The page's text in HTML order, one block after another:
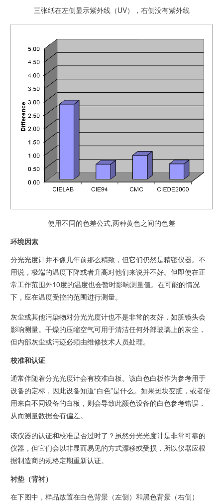
三张纸在左侧显示紫外线（UV），右侧没有紫外线
使用不同的色差公式,两种黄色之间的色差
环境因素
分光光度计并不像几年前那么精致，但它们仍然是精密仪器。不
用说，极端的温度下降或者升高对他们来说并不好。但即使在正
常工作范围外10度的温度也会暂时影响测量值。在可能的情况
下，应在温度受控的范围进行测量。
灰尘或其他污染物对分光光度计也不是非常的友好，如脏镜头会
影响测量。干燥的压缩空气可用于清洁任何外部玻璃上的灰尘，
但内部灰尘或污迹必须由维修技术人员处理。
校准和认证
通常伴随着分光光度计会有校准白板。该白色白板作为参考用于
设备的定标，因此设备知道“白色”是什么。如果斑块变脏，或者使
用来自不同设备的白板，则会导致此颜色设备的白色参考错误，
从而测量数据会有偏差。
该仪器的认证和校准是否过时了？虽然分光光度计是非常可靠的
仪器，但它们会以非显而易见的方式漂移或受损，所以仪器应根
据制造商的规格定期重新认证。
衬垫（背衬）
在下图中，样品放置在白色背景（左侧）和黑色背景（右侧）